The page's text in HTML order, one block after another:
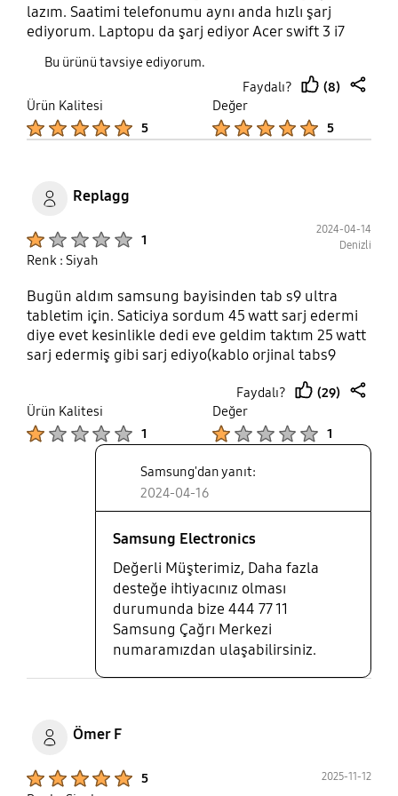
lazım. Saatimi telefonumu aynı anda hızlı şarj
ediyorum. Laptopu da şarj ediyor Acer swift 3 i7
Bu ürünü tavsiye ediyorum.
Faydalı?
up
(8)
Ürün Kalitesi
5
Değer
5
Replagg
1
2024-04-14
Denizli
Renk : Siyah
Bugün aldım samsung bayisinden tab s9 ultra
tabletim için. Saticiya sordum 45 watt sarj edermi
diye evet kesinlikle dedi eve geldim taktım 25 watt
sarj edermiş gibi sarj ediyo(kablo orjinal tabs9
Faydalı?
up
(29)
Ürün Kalitesi
1
Değer
1
Samsung'dan yanıt:
2024-04-16
Samsung Electronics
Değerli Müşterimiz, Daha fazla
desteğe ihtiyacınız olması
durumunda bize 444 77 11
Samsung Çağrı Merkezi
numaramızdan ulaşabilirsiniz.
Ömer F
5 2025-11-12